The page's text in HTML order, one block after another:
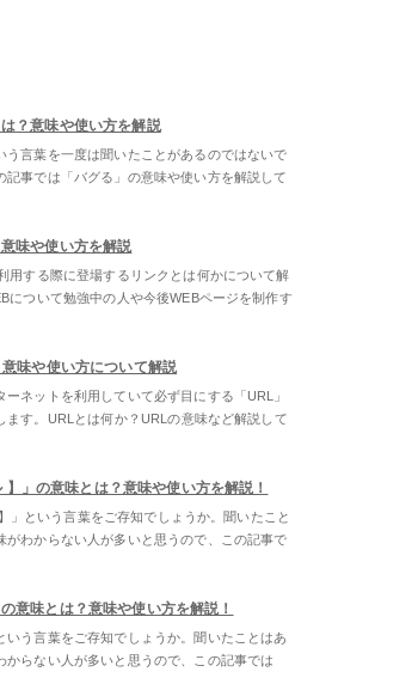
は？意味や使い方を解説
う言葉を一度は聞いたことがあるのではないで
記事では「バグる」の意味や使い方を解説して
味や使い方を解説
用する際に登場するリンクとは何かについて解
について勉強中の人や今後WEBページを制作す
味や使い方について解説
ーネットを利用していて必ず目にする「URL」
ます。URLとは何か？URLの意味など解説して
】」の意味とは？意味や使い方を解説！
」という言葉をご存知でしょうか。聞いたこと
がわからない人が多いと思うので、この記事で
の意味とは？意味や使い方を解説！
いう言葉をご存知でしょうか。聞いたことはあ
からない人が多いと思うので、この記事では